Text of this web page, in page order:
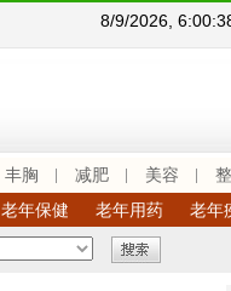
8/9/2026,
丰胸 减肥 美容
老年保健 老年用药 老年